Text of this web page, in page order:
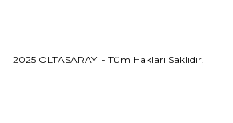
2025 OLTASARAYI - Tüm Hakları Saklıdır.